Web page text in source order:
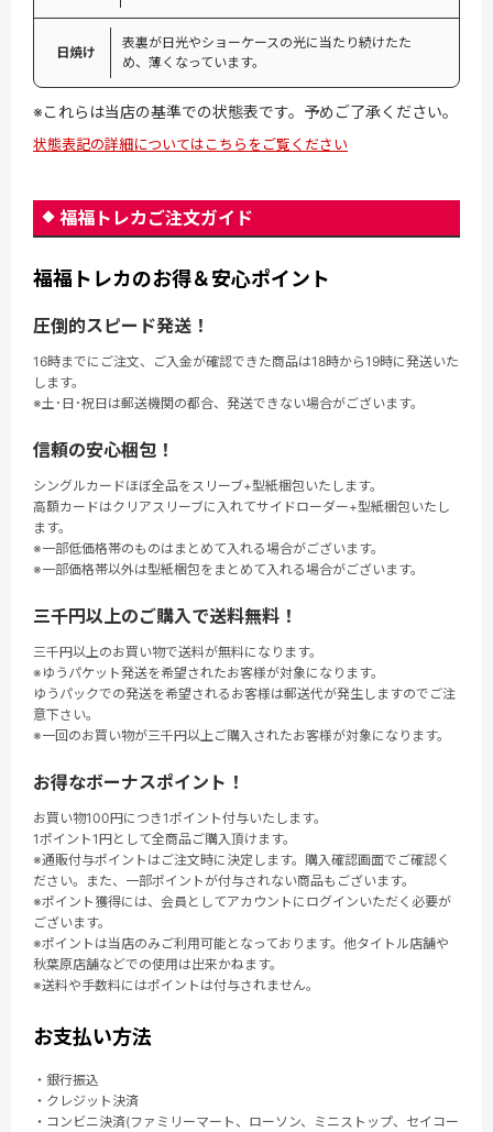
日焼け
表裏が日光やショーケースの光に当たり続けたた
め、薄くなっています。
※これらは当店の基準での状態表です。予めご了承ください。
状態表記の詳細についてはこちらをご覧ください
福福トレカご注文ガイド
福福トレカのお得＆安心ポイント
圧倒的スピード発送！
16時までにご注文、ご入金が確認できた商品は18時から19時に発送いた
します。
※土･日･祝日は郵送機関の都合、発送できない場合がございます。
信頼の安心梱包！
シングルカードほぼ全品をスリーブ+型紙梱包いたします。
高額カードはクリアスリーブに入れてサイドローダー+型紙梱包いたし
ます。
※一部低価格帯のものはまとめて入れる場合がございます。
※一部価格帯以外は型紙梱包をまとめて入れる場合がございます。
三千円以上のご購入で送料無料！
三千円以上のお買い物で送料が無料になります。
※ゆうパケット発送を希望されたお客様が対象になります。
ゆうパックでの発送を希望されるお客様は郵送代が発生しますのでご注
意下さい。
※一回のお買い物が三千円以上ご購入されたお客様が対象になります。
お得なボーナスポイント！
お買い物100円につき1ポイント付与いたします。
1ポイント1円として全商品ご購入頂けます。
※通販付与ポイントはご注文時に決定します。購入確認画面でご確認く
ださい。また、一部ポイントが付与されない商品もございます。
※ポイント獲得には、会員としてアカウントにログインいただく必要が
ございます。
※ポイントは当店のみご利用可能となっております。他タイトル店舗や
秋葉原店舗などでの使用は出来かねます。
※送料や手数料にはポイントは付与されません。
お支払い方法
・銀行振込
・クレジット決済
・コンビニ決済(ファミリーマート、ローソン、ミニストップ、セイコー